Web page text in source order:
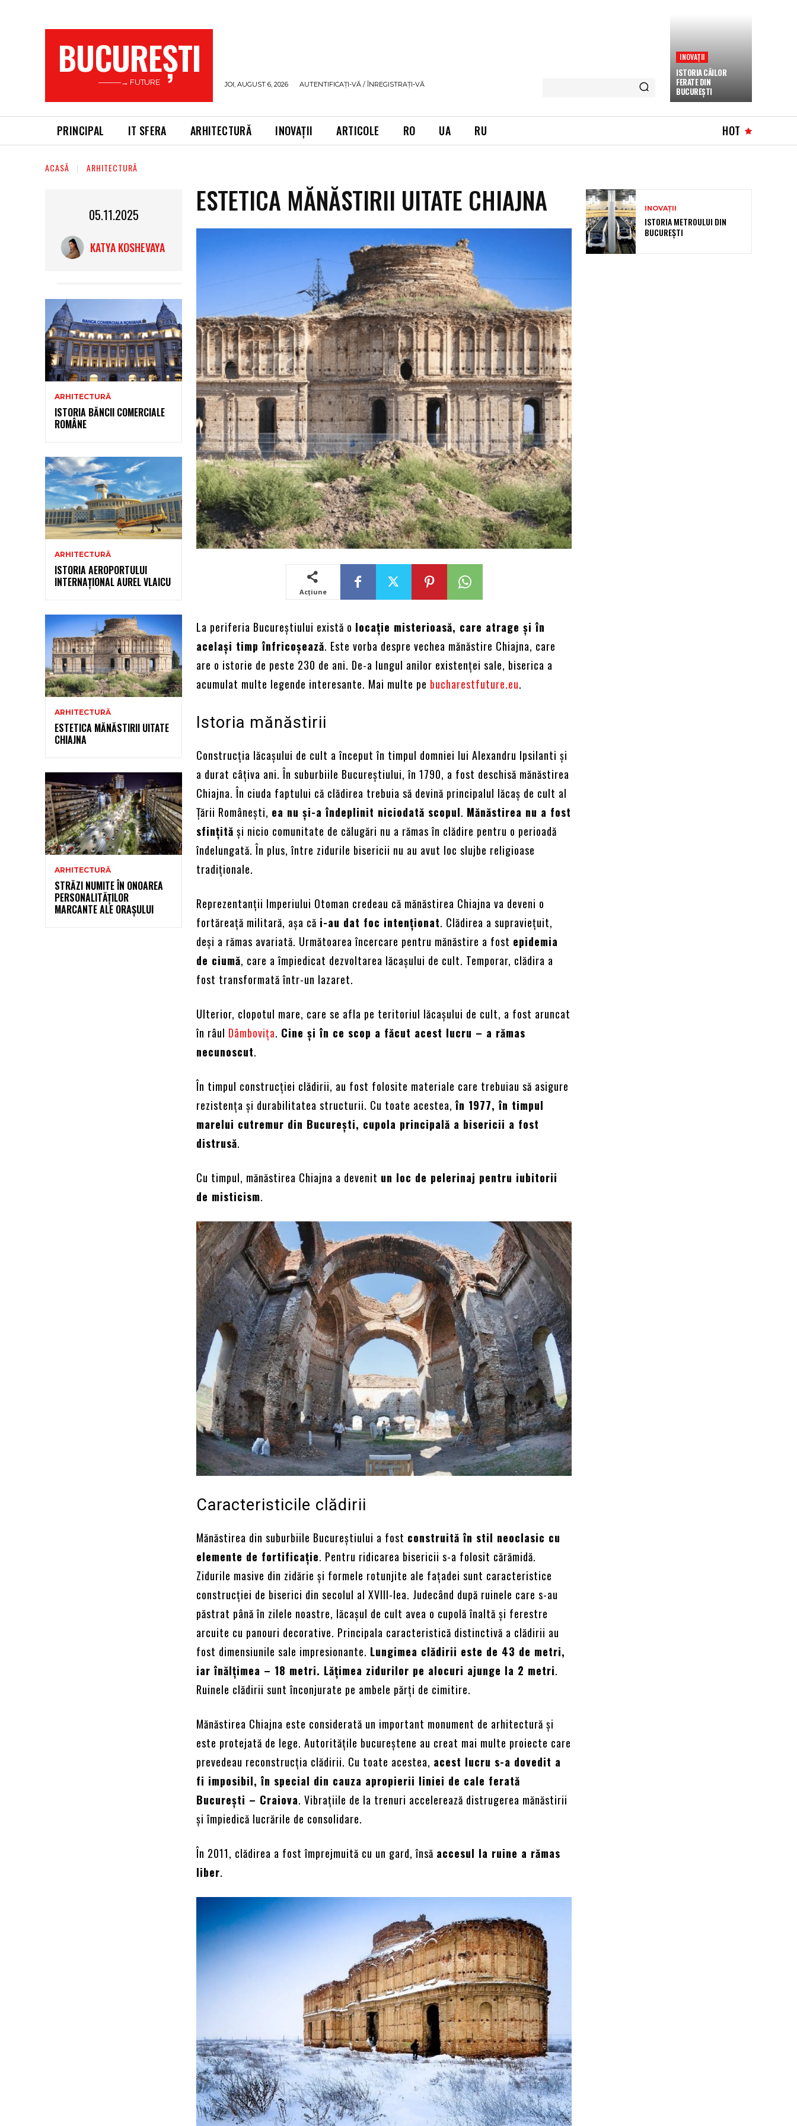
BUCUREŞTI
———→ FUTURE JOI, AUGUST 6, 2026 AUTENTIFICAȚI-VĂ / ÎNREGISTRAȚI-VĂ
INOVAȚII
ISTORIA CĂILOR
FERATE DIN
BUCUREȘTI
PRINCIPAL IT SFERA ARHITECTURĂ INOVAȚII ARTICOLE RO UA RU HOT
ACASĂ ARHITECTURĂ
05.11.2025
KATYA KOSHEVAYA
ARHITECTURĂ
ISTORIA BĂNCII COMERCIALE
ROMÂNE
ARHITECTURĂ
ISTORIA AEROPORTULUI
INTERNAȚIONAL AUREL VLAICU
ARHITECTURĂ
ESTETICA MĂNĂSTIRII UITATE
CHIAJNA
ARHITECTURĂ
STRĂZI NUMITE ÎN ONOAREA
PERSONALITĂȚILOR
MARCANTE ALE ORAȘULUI
ESTETICA MĂNĂSTIRII UITATE CHIAJNA
Acțiune
La periferia Bucureștiului există o locație misterioasă, care atrage și în
același timp înfricoșează. Este vorba despre vechea mănăstire Chiajna, care
are o istorie de peste 230 de ani. De-a lungul anilor existenței sale, biserica a
acumulat multe legende interesante. Mai multe pe bucharestfuture.eu.
Istoria mănăstirii
Construcția lăcașului de cult a început în timpul domniei lui Alexandru Ipsilanti și
a durat câțiva ani. În suburbiile Bucureștiului, în 1790, a fost deschisă mănăstirea
Chiajna. În ciuda faptului că clădirea trebuia să devină principalul lăcaș de cult al
Țării Românești, ea nu și-a îndeplinit niciodată scopul. Mănăstirea nu a fost
sfințită și nicio comunitate de călugări nu a rămas în clădire pentru o perioadă
îndelungată. În plus, între zidurile bisericii nu au avut loc slujbe religioase
tradiționale.
Reprezentanții Imperiului Otoman credeau că mănăstirea Chiajna va deveni o
fortăreață militară, așa că i-au dat foc intenționat. Clădirea a supraviețuit,
deși a rămas avariată. Următoarea încercare pentru mănăstire a fost epidemia
de ciumă, care a împiedicat dezvoltarea lăcașului de cult. Temporar, clădira a
fost transformată într-un lazaret.
Ulterior, clopotul mare, care se afla pe teritoriul lăcașului de cult, a fost aruncat
în râul Dâmbovița. Cine și în ce scop a făcut acest lucru – a rămas
necunoscut.
În timpul construcției clădirii, au fost folosite materiale care trebuiau să asigure
rezistența și durabilitatea structurii. Cu toate acestea,în 1977, în timpul
marelui cutremur din București, cupola principală a bisericii a fost
distrusă.
Cu timpul, mănăstirea Chiajna a devenit un loc de pelerinaj pentru iubitorii
de misticism.
Caracteristicile clădirii
Mănăstirea din suburbiile Bucureștiului a fost construită în stil neoclasic cu
elemente de fortificație. Pentru ridicarea bisericii s-a folosit cărămidă.
Zidurile masive din zidărie și formele rotunjite ale fațadei sunt caracteristice
construcției de biserici din secolul al XVIII-lea. Judecând după ruinele care s-au
păstrat până în zilele noastre, lăcașul de cult avea o cupolă înaltă și ferestre
arcuite cu panouri decorative. Principala caracteristică distinctivă a clădirii au
fost dimensiunile sale impresionante. Lungimea clădirii este de 43 de metri,
iar înălțimea – 18 metri. Lățimea zidurilor pe alocuri ajunge la 2 metri.
Ruinele clădirii sunt înconjurate pe ambele părți de cimitire.
Mănăstirea Chiajna este considerată un important monument de arhitectură și
este protejată de lege. Autoritățile bucureștene au creat mai multe proiecte care
prevedeau reconstrucția clădirii. Cu toate acestea, acest lucru s-a dovedit a
fi imposibil, în special din cauza apropierii liniei de cale ferată
București – Craiova. Vibrațiile de la trenuri accelerează distrugerea mănăstirii
și împiedică lucrările de consolidare.
În 2011, clădirea a fost împrejmuită cu un gard, însă accesul la ruine a rămas
liber.
INOVAȚII
ISTORIA METROULUI DIN
BUCUREȘTI